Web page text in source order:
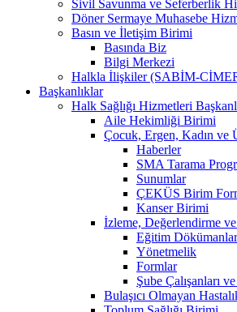
Sivil Savunma ve Seferberlik
Döner Sermaye Muhasebe
Basın ve İletişim Birimi
Basında Biz
Bilgi Merkezi
Halkla İlişkiler (SABİM-
Başkanlıklar
Halk Sağlığı Hizmetleri
Aile Hekimliği Birimi
Çocuk, Ergen, Kadın ve
Haberler
SMA Tarama
Sunumlar
ÇEKÜS Birim
Kanser Birimi
İzleme, Değerlendirme
Eğitim
Yönetmelik
Formlar
Şube Çalışanları
Bulaşıcı Olmayan